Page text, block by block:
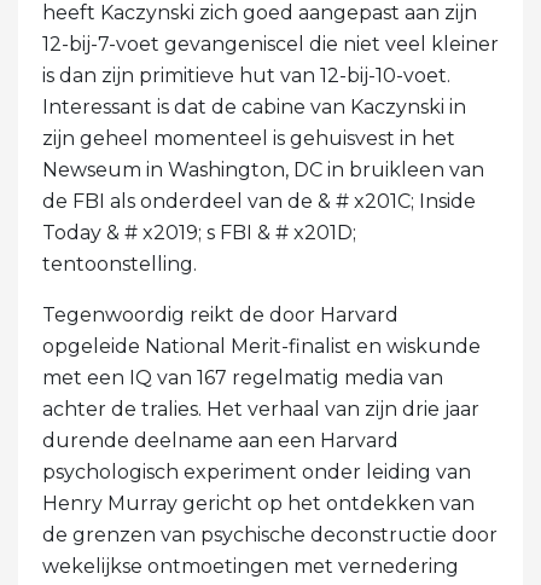
heeft Kaczynski zich goed aangepast aan zijn
12-bij-7-voet gevangeniscel die niet veel kleiner
is dan zijn primitieve hut van 12-bij-10-voet.
Interessant is dat de cabine van Kaczynski in
zijn geheel momenteel is gehuisvest in het
Newseum in Washington, DC in bruikleen van
de FBI als onderdeel van de & # x201C; Inside
Today & # x2019; s FBI & # x201D;
tentoonstelling.
Tegenwoordig reikt de door Harvard
opgeleide National Merit-finalist en wiskunde
met een IQ van 167 regelmatig media van
achter de tralies. Het verhaal van zijn drie jaar
durende deelname aan een Harvard
psychologisch experiment onder leiding van
Henry Murray gericht op het ontdekken van
de grenzen van psychische deconstructie door
wekelijkse ontmoetingen met vernedering